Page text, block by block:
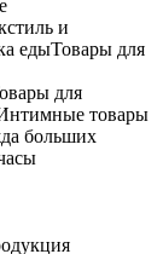
и
едыТовары для
для
товары
больших